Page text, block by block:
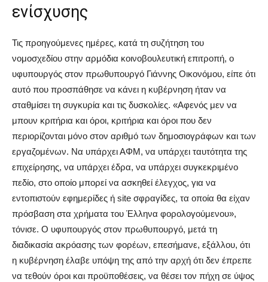
ενίσχυσης
Τις προηγούμενες ημέρες, κατά τη συζήτηση του
νομοσχεδίου στην αρμόδια κοινοβουλευτική επιτροπή, ο
υφυπουργός στον πρωθυπουργό Γιάννης Οικονόμου, είπε ότι
αυτό που προσπάθησε να κάνει η κυβέρνηση ήταν να
σταθμίσει τη συγκυρία και τις δυσκολίες. «Αφενός μεν να
μπουν κριτήρια και όροι, κριτήρια και όροι που δεν
περιορίζονται μόνο στον αριθμό των δημοσιογράφων και των
εργαζομένων. Να υπάρχει ΑΦΜ, να υπάρχει ταυτότητα της
επιχείρησης, να υπάρχει έδρα, να υπάρχει συγκεκριμένο
πεδίο, στο οποίο μπορεί να ασκηθεί έλεγχος, για να
εντοπιστούν εφημερίδες ή site σφραγίδες, τα οποία θα είχαν
πρόσβαση στα χρήματα του Έλληνα φορολογούμενου»,
τόνισε. Ο υφυπουργός στον πρωθυπουργό, μετά τη
διαδικασία ακρόασης των φορέων, επεσήμανε, εξάλλου, ότι
η κυβέρνηση έλαβε υπόψη της από την αρχή ότι δεν έπρεπε
να τεθούν όροι και προϋποθέσεις, να θέσει τον πήχη σε ύψος